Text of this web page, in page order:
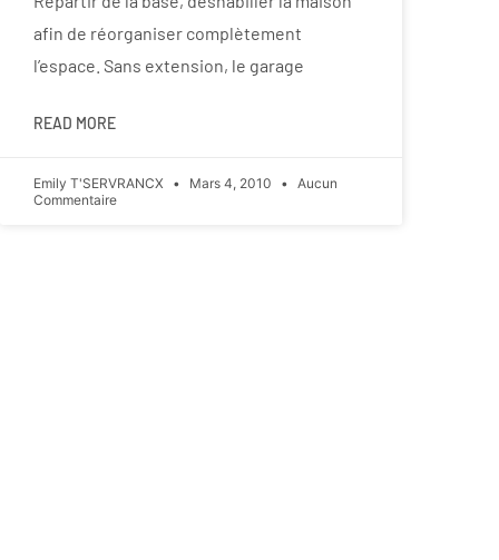
afin de réorganiser complètement
l’espace. Sans extension, le garage
READ MORE
Emily T'SERVRANCX Mars 4, 2010
Aucun
Commentaire